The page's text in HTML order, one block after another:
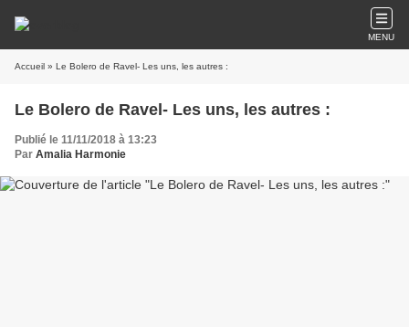
MENU
Accueil » Le Bolero de Ravel- Les uns, les autres :
Le Bolero de Ravel- Les uns, les autres :
Publié le 11/11/2018 à 13:23
Par Amalia Harmonie